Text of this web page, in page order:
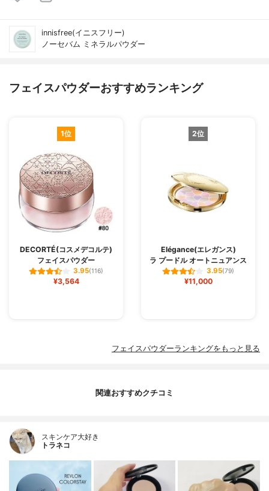
innisfree(イニスフリー)
ノーセバム ミネラルパウダー
フェイスパウダーおすすめランキング
1位
DECORTÉ(コスメデコルテ)
フェイスパウダー
3.95(116)
¥3,564
2位
Elégance(エレガンス)
ラ プードル オートニュアンス
3.95(79)
¥11,000
フェイスパウダーランキングをもっと見る
関連おすすめクチコミ
スキンケア大好き
トラネコ